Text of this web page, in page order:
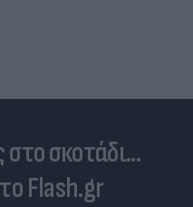
στο σκοτάδι...
Flash.gr